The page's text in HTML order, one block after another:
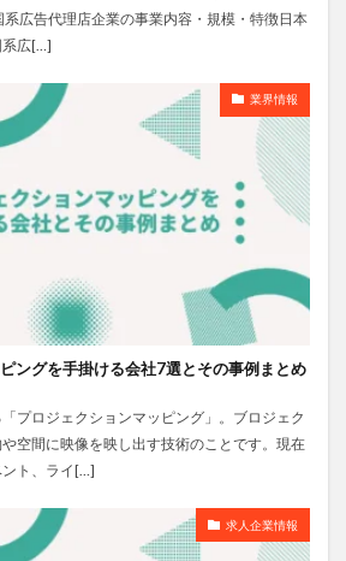
広告代理店企業の事業内容・規模・特徴日本
系広[…]
業界情報
ングを手掛ける会社7選とその事例まとめ
プロジェクションマッピング」。ブロジェク
空間に映像を映し出す技術のことです。現在
ト、ライ[…]
求人企業情報